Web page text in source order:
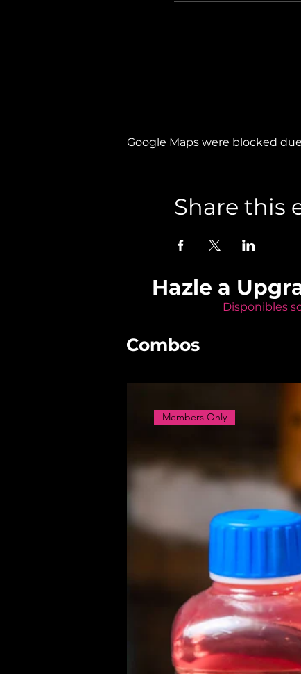
Google Maps were blocked
Share this
Hazle a
Disponibles
Combos
Members Only